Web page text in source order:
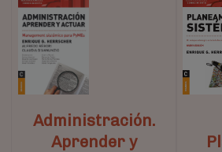
Administración.
Aprender y